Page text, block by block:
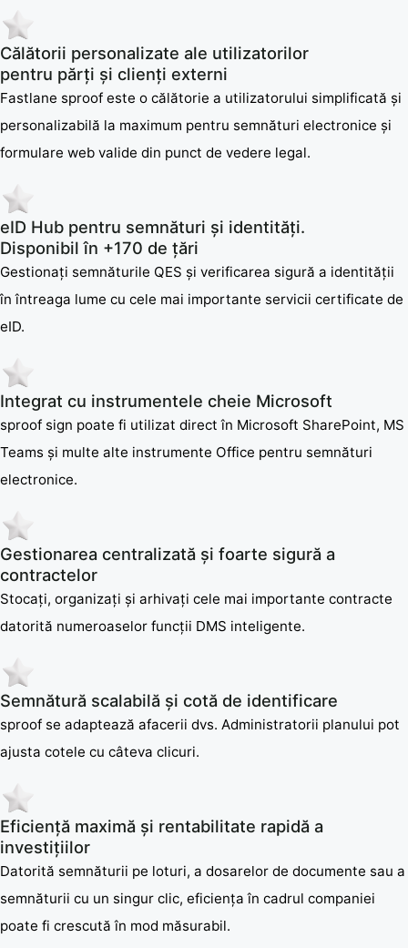
Călătorii personalizate ale utilizatorilor
pentru părți și clienți externi
Fastlane sproof este o călătorie a utilizatorului simplificată și
personalizabilă la maximum pentru semnături electronice și
formulare web valide din punct de vedere legal.
eID Hub pentru semnături și identități.
Disponibil în +170 de țări
Gestionați semnăturile QES și verificarea sigură a identității
în întreaga lume cu cele mai importante servicii certificate de
eID.
Integrat cu instrumentele cheie Microsoft
sproof sign poate fi utilizat direct în Microsoft SharePoint, MS
Teams și multe alte instrumente Office pentru semnături
electronice.
Gestionarea centralizată și foarte sigură a
contractelor
Stocați, organizați și arhivați cele mai importante contracte
datorită numeroaselor funcții DMS inteligente.
Semnătură scalabilă și cotă de identificare
sproof se adaptează afacerii dvs. Administratorii planului pot
ajusta cotele cu câteva clicuri.
Eficiență maximă și rentabilitate rapidă a
investițiilor
Datorită semnăturii pe loturi, a dosarelor de documente sau a
semnăturii cu un singur clic, eficiența în cadrul companiei
poate fi crescută în mod măsurabil.